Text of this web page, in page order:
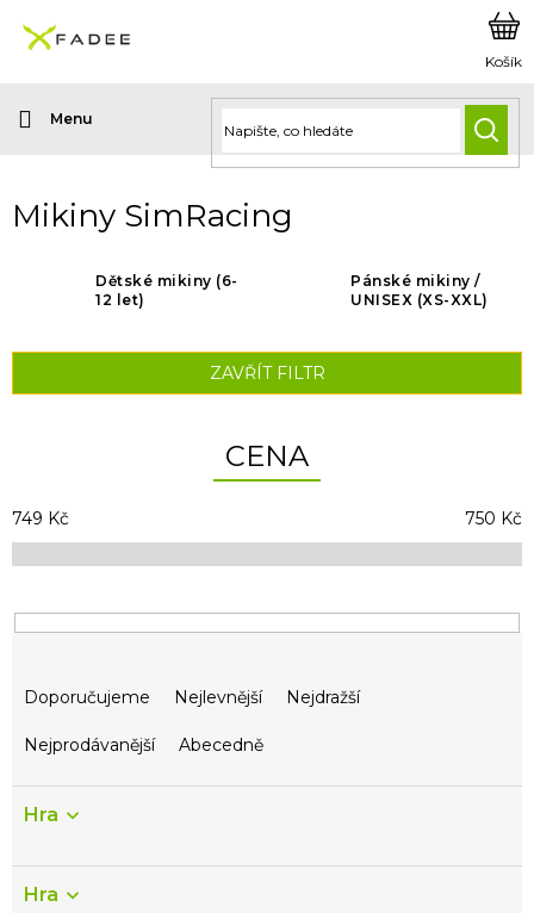
obsah
Mikiny SimRacing
Dětské mikiny (6-
12 let)
Pánské mikiny /
UNISEX (XS-XXL)
ZAVŘÍT FILTR
CENA
749 Kč 750 Kč
Ř
n
r
o
Doporučujeme Nejlevnější Nejdražší
Nejprodávanější Abecedně
Hra
Hra